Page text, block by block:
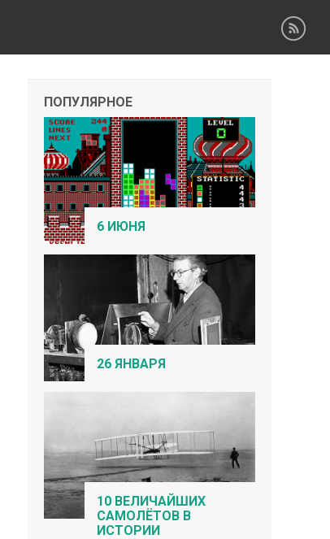
ПОПУЛЯРНОЕ
6 ИЮНЯ
26 ЯНВАРЯ
10 ВЕЛИЧАЙШИХ
САМОЛЁТОВ В
ИСТОРИИ